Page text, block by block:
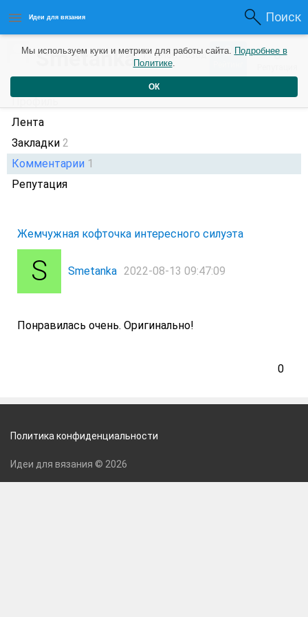
Идеи для вязания Поиск
Smetanka11 дней назад 0 0
Профиль
Лента
Закладки 2
Комментарии 1
Репутация
Жемчужная кофточка интересного силуэта
Smetanka 2022-08-13 09:47:09
0
Понравилась очень. Оригинально!
Мы используем куки и метрики для работы сайта. Подробнее в
Политике.
ОК
Политика конфиденциальности
Идеи для вязания © 2026